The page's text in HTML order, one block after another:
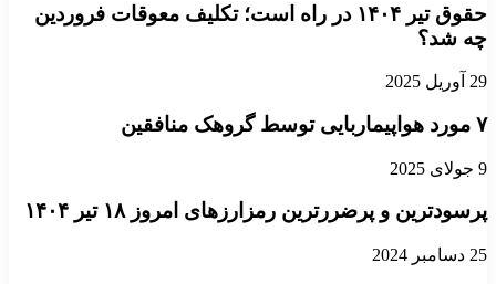
حقوق تیر ۱۴۰۴ در راه است؛ تکلیف معوقات فروردین
چه شد؟
29 آوریل 2025
۷ مورد هواپیماربایی توسط گروهک منافقین
9 جولای 2025
پرسودترین و پرضررترین رمزارزهای امروز ۱۸ تیر ۱۴۰۴
25 دسامبر 2024